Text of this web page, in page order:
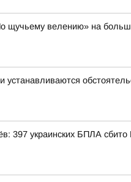
щучьему велению» на
устанавливаются
397 украинских БПЛА